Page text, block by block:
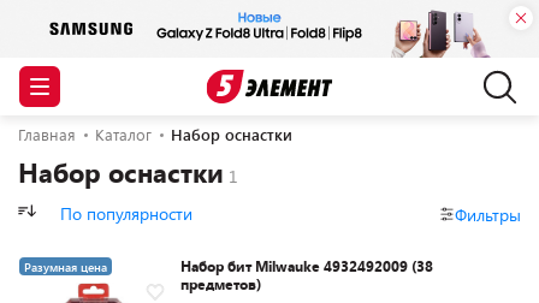
Главная Каталог Набор оснастки
Набор оснастки
По популярности Фильтры
Разумная цена
Набор бит Milwauke 4932492009 (38
предметов)